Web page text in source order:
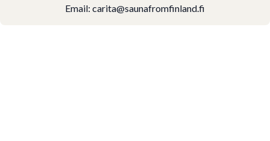
Email: carita@saunafromfinland.fi